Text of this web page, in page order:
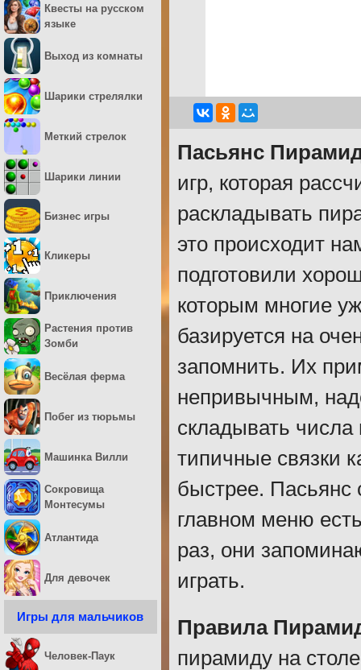
Пасьянс
игр, которая
раскладывать
это происходит
подготовили
которым многие
базируется на
запомнить. Их
непривычным,
складывать числа
типичные связки
быстрее. Пасьянс
главном меню
раз, они
играть.
Правила
пирамиду на
Квесты на русском
языке
Выход из комнаты
Шарики стрелялки
Меткий стрелок
Шарики линии
Бизнес игры
Кликеры
Приключения
Растения против
Зомби
Весёлая ферма
Побег из тюрьмы
Машинка Вилли
Сокровища
Монтесумы
Атлантида
Для девочек
Игры для мальчиков
Человек-Паук